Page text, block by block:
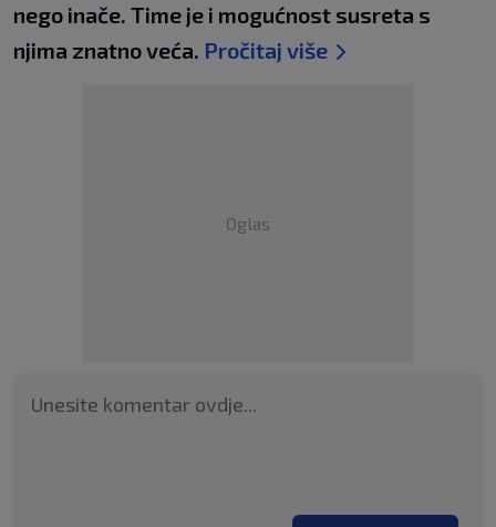
nego inače. Time je i mogućnost susreta s
njima znatno veća. Pročitaj više
Oglas